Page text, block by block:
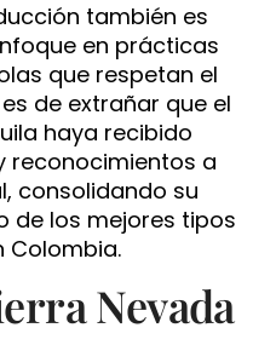
también es
en prácticas
que respetan el
de extrañar que el
haya recibido
reconocimientos a
consolidando su
de los mejores tipos
Colombia.
Nevada